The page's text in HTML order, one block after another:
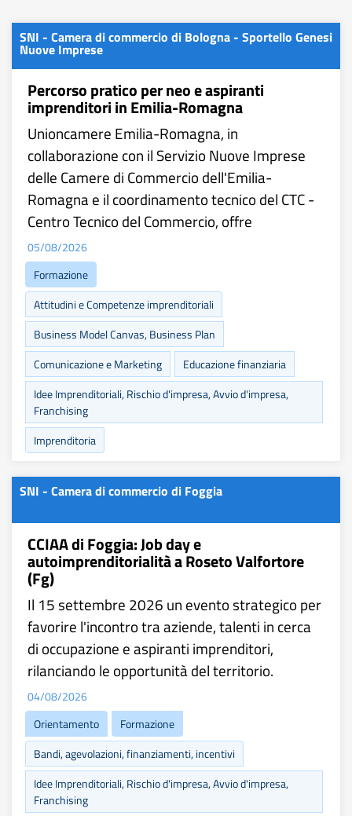
SNI - Camera di commercio di Bologna - Sportello Genesi
Nuove Imprese
Percorso pratico per neo e aspiranti
imprenditori in Emilia-Romagna
Unioncamere Emilia-Romagna, in
collaborazione con il Servizio Nuove Imprese
delle Camere di Commercio dell'Emilia-
Romagna e il coordinamento tecnico del CTC -
Centro Tecnico del Commercio, offre
05/08/2026
Formazione
Attitudini e Competenze imprenditoriali
Business Model Canvas, Business Plan
Comunicazione e Marketing
Educazione finanziaria
Idee Imprenditoriali, Rischio d'impresa, Avvio d'impresa,
Franchising
Imprenditoria
SNI - Camera di commercio di Foggia
CCIAA di Foggia: Job day e
autoimprenditorialità a Roseto Valfortore
(Fg)
Il 15 settembre 2026 un evento strategico per
favorire l'incontro tra aziende, talenti in cerca
di occupazione e aspiranti imprenditori,
rilanciando le opportunità del territorio.
04/08/2026
Orientamento
Formazione
Bandi, agevolazioni, finanziamenti, incentivi
Idee Imprenditoriali, Rischio d'impresa, Avvio d'impresa,
Franchising